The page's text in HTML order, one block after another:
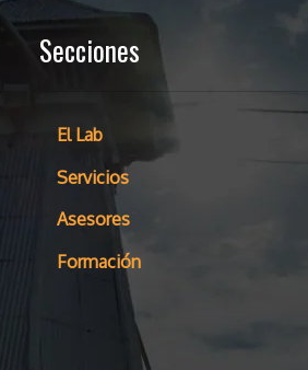
Secciones
El Lab
Servicios
Asesores
Formación